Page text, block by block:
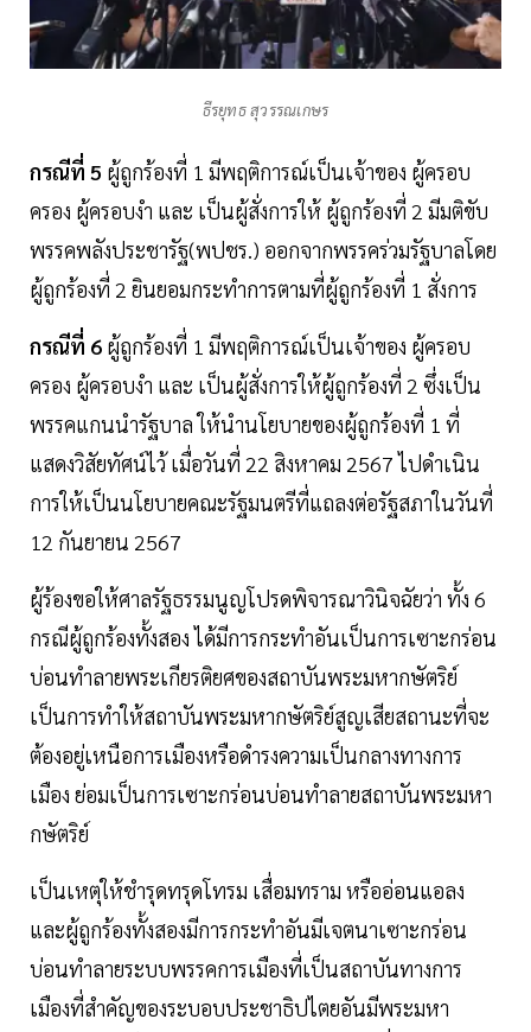
ธีรยุทธ สุวรรณเกษร
กรณีที่ 5 ผู้ถูกร้องที่ 1 มีพฤติการณ์เป็นเจ้าของ ผู้ครอบ
ครอง ผู้ครอบงำ และ เป็นผู้สั่งการให้ ผู้ถูกร้องที่ 2 มีมติขับ
พรรคพลังประชารัฐ(พปชร.) ออกจากพรรคร่วมรัฐบาลโดย
ผู้ถูกร้องที่ 2 ยินยอมกระทำการตามที่ผู้ถูกร้องที่ 1 สั่งการ
กรณีที่ 6 ผู้ถูกร้องที่ 1 มีพฤติการณ์เป็นเจ้าของ ผู้ครอบ
ครอง ผู้ครอบงำ และ เป็นผู้สั่งการให้ผู้ถูกร้องที่ 2 ซึ่งเป็น
พรรคแกนนำรัฐบาล ให้นำนโยบายของผู้ถูกร้องที่ 1 ที่
แสดงวิสัยทัศน์ไว้ เมื่อวันที่ 22 สิงหาคม 2567 ไปดำเนิน
การให้เป็นนโยบายคณะรัฐมนตรีที่แถลงต่อรัฐสภาในวันที่
12 กันยายน 2567
ผู้ร้องขอให้ศาลรัฐธรรมนูญโปรดพิจารณาวินิจฉัยว่า ทั้ง 6
กรณีผู้ถูกร้องทั้งสอง ได้มีการกระทำอันเป็นการเซาะกร่อน
บ่อนทำลายพระเกียรติยศของสถาบันพระมหากษัตริย์
เป็นการทำให้สถาบันพระมหากษัตริย์สูญเสียสถานะที่จะ
ต้องอยู่เหนือการเมืองหรือดำรงความเป็นกลางทางการ
เมือง ย่อมเป็นการเซาะกร่อนบ่อนทำลายสถาบันพระมหา
กษัตริย์
เป็นเหตุให้ชำรุดทรุดโทรม เสื่อมทราม หรืออ่อนแอลง
และผู้ถูกร้องทั้งสองมีการกระทำอันมีเจตนาเซาะกร่อน
บ่อนทำลายระบบพรรคการเมืองที่เป็นสถาบันทางการ
เมืองที่สำคัญของระบอบประชาธิปไตยอันมีพระมหา